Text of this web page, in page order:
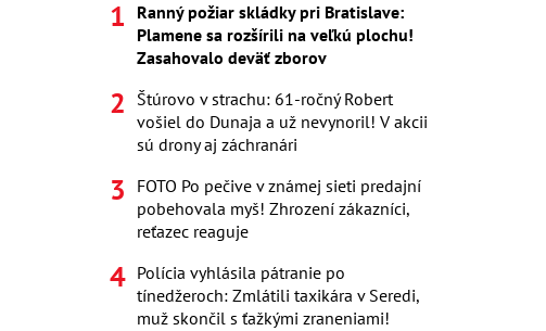
Ranný požiar skládky pri Bratislave:
Plamene sa rozšírili na veľkú plochu!
Zasahovalo deväť zborov
Štúrovo v strachu: 61-ročný Robert
vošiel do Dunaja a už nevynoril! V akcii
sú drony aj záchranári
FOTO Po pečive v známej sieti predajní
pobehovala myš! Zhrození zákazníci,
reťazec reaguje
Polícia vyhlásila pátranie po
tínedžeroch: Zmlátili taxikára v Seredi,
muž skončil s ťažkými zraneniami!